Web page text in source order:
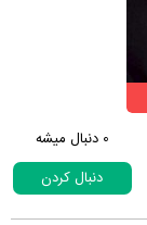
0 دنبال میشه
دنبال کردن